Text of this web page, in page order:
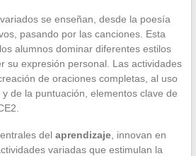
variados se enseñan, desde la poesía
pasando por las canciones. Esta
alumnos dominar diferentes estilos
su expresión personal. Las actividades
de oraciones completas, al uso
de la puntuación, elementos clave de
del aprendizaje, innovan en
variadas que estimulan la